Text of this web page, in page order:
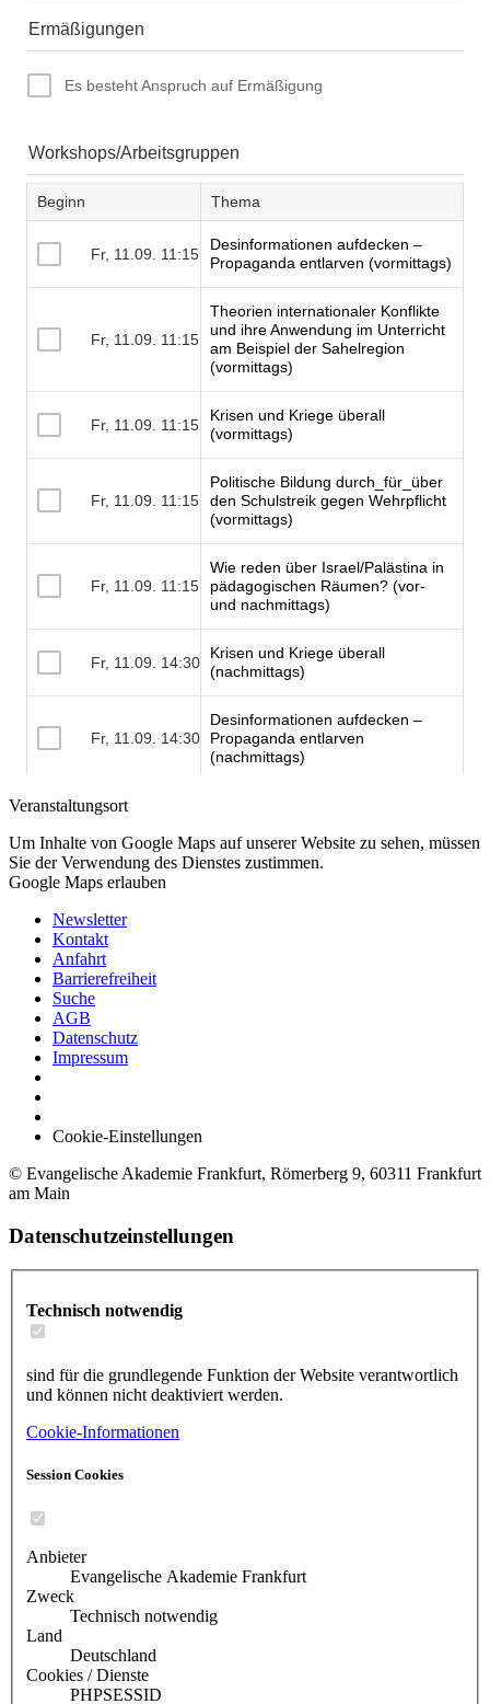
Veranstaltungsort
Um Inhalte von Google Maps auf unserer Website zu sehen, müssen
Sie der Verwendung des Dienstes zustimmen.
Google Maps erlauben
Newsletter
Kontakt
Anfahrt
Barrierefreiheit
Suche
AGB
Datenschutz
Impressum
Cookie-Einstellungen
© Evangelische Akademie Frankfurt, Römerberg 9, 60311 Frankfurt
am Main
Datenschutzeinstellungen
Technisch notwendig
sind für die grundlegende Funktion der Website verantwortlich
und können nicht deaktiviert werden.
Cookie-Informationen
Session Cookies
Anbieter
Evangelische Akademie Frankfurt
Zweck
Technisch notwendig
Land
Deutschland
Cookies / Dienste
PHPSESSID